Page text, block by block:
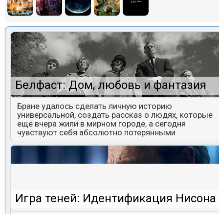
Белфаст: Дом, любовь и фантазия
Бране удалось сделать личную историю
универсальной, создать рассказ о людях, которые
ещё вчера жили в мирном городе, а сегодня
чувствуют себя абсолютно потерянными
Игра теней: Идентификация Нисона